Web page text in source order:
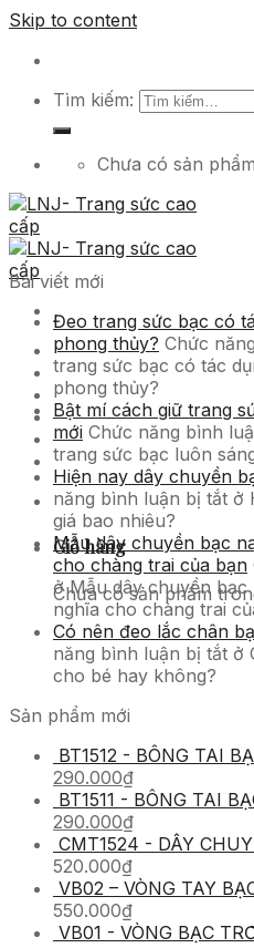
Skip to content
Tìm kiếm:
Chưa có sản
Trang chủ
Sản phẩm
Dịch vụ
Tuyển dụng
Tin tức
Liên hệ
Giỏ hàng
Chưa có sản phẩm
Bài viết mới
Đeo trang sức bạc có
phong thủy? Chức
trang sức bạc có tác
phong thủy?
Bật mí cách giữ trang
mới Chức năng bình
trang sức bạc luôn
Hiện nay dây chuyền
năng bình luận bị tắt ở
giá bao nhiêu?
Mẫu dây chuyền bạc
cho chàng trai của bạn
ở Mẫu dây chuyền
nghĩa cho chàng trai
Có nên đeo lắc chân
năng bình luận bị tắt ở
cho bé hay không?
Sản phẩm mới
BT1512 - BÔNG TAI
290.000₫
BT1511 - BÔNG TAI
290.000₫
CMT1524 - DÂY
520.000₫
VB02 – VÒNG TAY
550.000₫
VB01 - VÒNG BẠC